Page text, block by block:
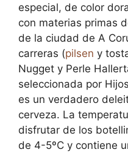
especial, de color
con materias primas
de la ciudad de A
carreras (pilsen y
Nugget y Perle
seleccionada por
es un verdadero
cerveza. La
disfrutar de los
de 4-5ºC y contiene